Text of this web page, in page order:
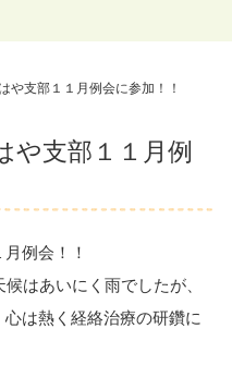
や支部１１月例会に参加！！
や支部１１月例
例会！！
はあいにく雨でしたが、
は熱く経絡治療の研鑽に